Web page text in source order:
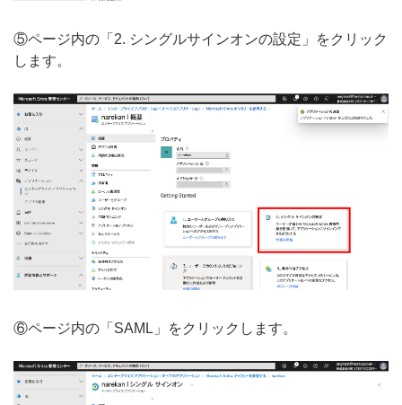
⑤ページ内の「2. シングルサインオンの設定」をクリック
します。
⑥ページ内の「SAML」をクリックします。